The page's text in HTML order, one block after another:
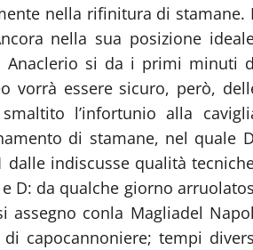
nella rifinitura di stamane.
nella sua posizione
Anaclerio si da i primi minuti
vorrà essere sicuro, però,
l’infortunio alla
di stamane, nel quale
dalle indiscusse qualità
D: da qualche giorno
conla Magliadel
capocannoniere; tempi